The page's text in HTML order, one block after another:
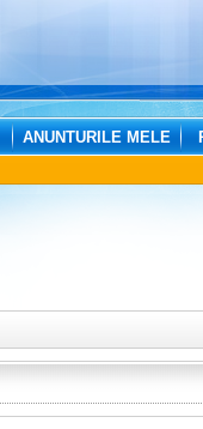
ANUNTURILE MELE